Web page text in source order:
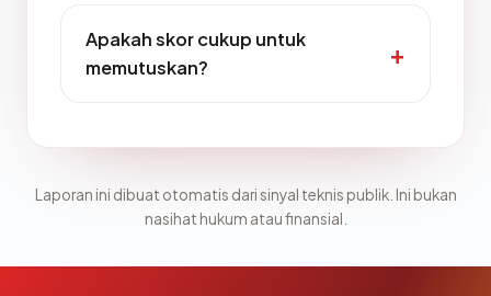
Apakah skor cukup untuk
memutuskan?
Laporan ini dibuat otomatis dari sinyal teknis publik. Ini bukan
nasihat hukum atau finansial.